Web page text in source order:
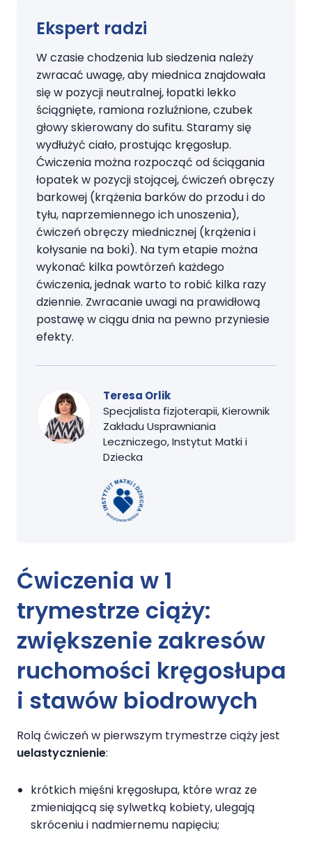
Ekspert radzi
W czasie chodzenia lub siedzenia należy
zwracać uwagę, aby miednica znajdowała
się w pozycji neutralnej, łopatki lekko
ściągnięte, ramiona rozluźnione, czubek
głowy skierowany do sufitu. Staramy się
wydłużyć ciało, prostując kręgosłup.
Ćwiczenia można rozpocząć od ściągania
łopatek w pozycji stojącej, ćwiczeń obręczy
barkowej (krążenia barków do przodu i do
tyłu, naprzemiennego ich unoszenia),
ćwiczeń obręczy miednicznej (krążenia i
kołysanie na boki). Na tym etapie można
wykonać kilka powtórzeń każdego
ćwiczenia, jednak warto to robić kilka razy
dziennie. Zwracanie uwagi na prawidłową
postawę w ciągu dnia na pewno przyniesie
efekty.
Teresa Orlik
Specjalista fizjoterapii, Kierownik
Zakładu Usprawniania
Leczniczego, Instytut Matki i
Dziecka
Ćwiczenia w 1
trymestrze ciąży:
zwiększenie zakresów
ruchomości kręgosłupa
i stawów biodrowych
Rolą ćwiczeń w pierwszym trymestrze ciąży jest
uelastycznienie:
krótkich mięśni kręgosłupa, które wraz ze
zmieniającą się sylwetką kobiety, ulegają
skróceniu i nadmiernemu napięciu;